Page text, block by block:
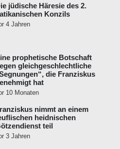
jüdische Häresie des 2.
Konzils
4 Jahren
prophetische Botschaft
gleichgeschlechtliche
die Franziskus
hat
10 Monaten
nimmt an einem
heidnischen
teil
3 Jahren